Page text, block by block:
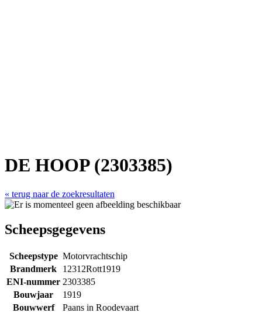
DE HOOP (2303385)
« terug naar de zoekresultaten
Scheepsgegevens
Scheepstype Motorvrachtschip
Brandmerk
12312Rott1919
ENI-nummer 2303385
Bouwjaar
1919
Bouwwerf
Paans in Roodevaart